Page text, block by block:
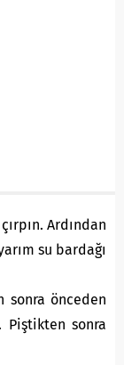
Ardından
su bardağı
sonra önceden
Piştikten sonra